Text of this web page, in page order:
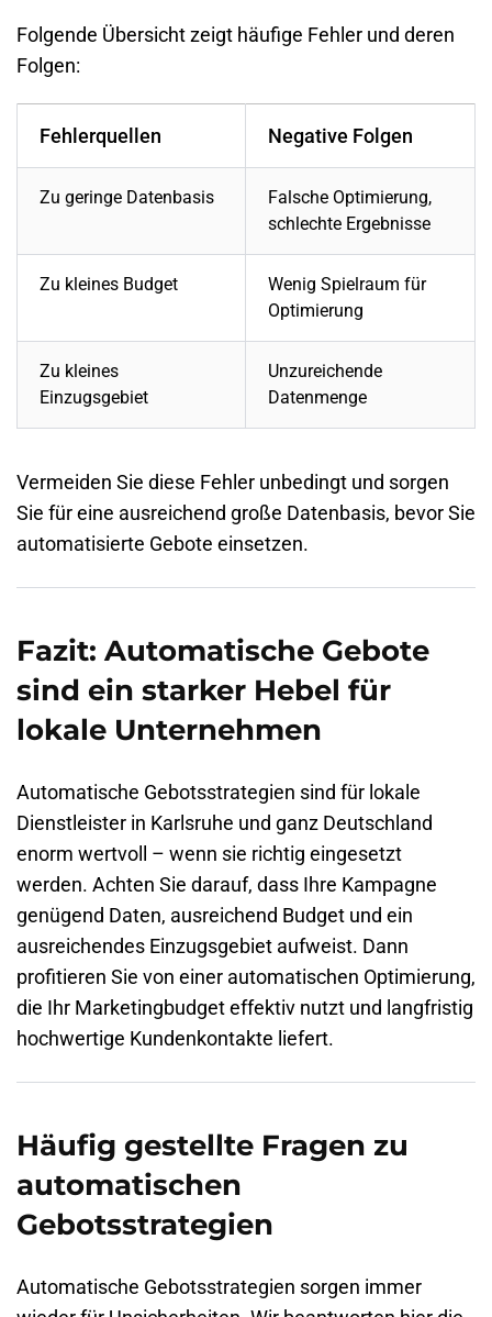
Folgende Übersicht zeigt häufige Fehler und deren
Folgen:
Fehlerquellen Negative Folgen
Zu geringe Datenbasis
Falsche Optimierung,
schlechte Ergebnisse
Zu kleines Budget
Wenig Spielraum für
Optimierung
Zu kleines
Einzugsgebiet
Unzureichende
Datenmenge
Vermeiden Sie diese Fehler unbedingt und sorgen
Sie für eine ausreichend große Datenbasis, bevor Sie
automatisierte Gebote einsetzen.
Fazit: Automatische Gebote
sind ein starker Hebel für
lokale Unternehmen
Automatische Gebotsstrategien sind für lokale
Dienstleister in Karlsruhe und ganz Deutschland
enorm wertvoll – wenn sie richtig eingesetzt
werden. Achten Sie darauf, dass Ihre Kampagne
genügend Daten, ausreichend Budget und ein
ausreichendes Einzugsgebiet aufweist. Dann
profitieren Sie von einer automatischen Optimierung,
die Ihr Marketingbudget effektiv nutzt und langfristig
hochwertige Kundenkontakte liefert.
Häufig gestellte Fragen zu
automatischen
Gebotsstrategien
Automatische Gebotsstrategien sorgen immer